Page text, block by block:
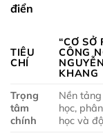
điển
TIÊU
CHÍ
“CƠ SỞ
CÔNG
KHANG
Trọng
tâm
chính
Nền
học,
học và